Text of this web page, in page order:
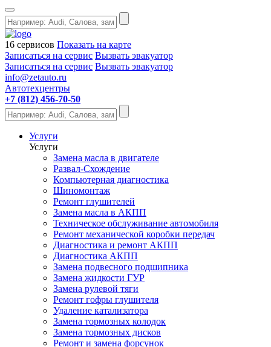
16 сервисов Показать на карте
Записаться на сервис Вызвать эвакуатор
Записаться на сервис Вызвать эвакуатор
info@zetauto.ru
Автотехцентры
+7 (812) 456-70-50
Услуги
Услуги
Замена масла в двигателе
Развал-Схождение
Компьютерная диагностика
Шиномонтаж
Ремонт глушителей
Замена масла в АКПП
Техническое обслуживание автомобиля
Ремонт механической коробки передач
Диагностика и ремонт АКПП
Диагностика АКПП
Замена подвесного подшипника
Замена жидкости ГУР
Замена рулевой тяги
Ремонт гофры глушителя
Удаление катализатора
Замена тормозных колодок
Замена тормозных дисков
Ремонт и замена форсунок